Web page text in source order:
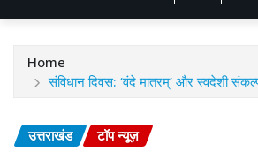
Home
संविधान दिवस: ‘वंदे मातरम्’ और स्वदेशी
उत्तराखंड टॉप न्यूज़